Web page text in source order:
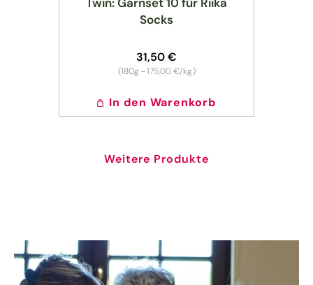
Socks
Normaler
Preis
31,50 €
(180g -Grundpreis
175,00 €/kg)
In den Warenkorb
Weitere Produkte